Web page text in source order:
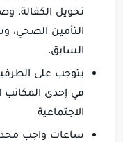
تحويل الكفالة،
التأمين الصحي،
السابق.
يتوجب على
في إحدى المكاتب
الاجتماعية
ساعات واجب